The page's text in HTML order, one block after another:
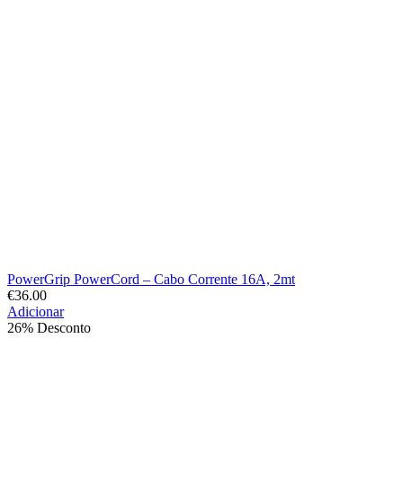
PowerGrip PowerCord – Cabo Corrente 16A, 2mt
€36.00
Adicionar
26% Desconto